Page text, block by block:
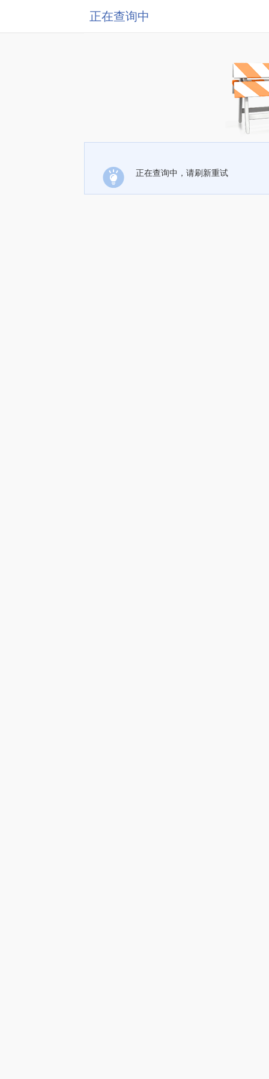
正在查询中
正在查询中，请刷新重试